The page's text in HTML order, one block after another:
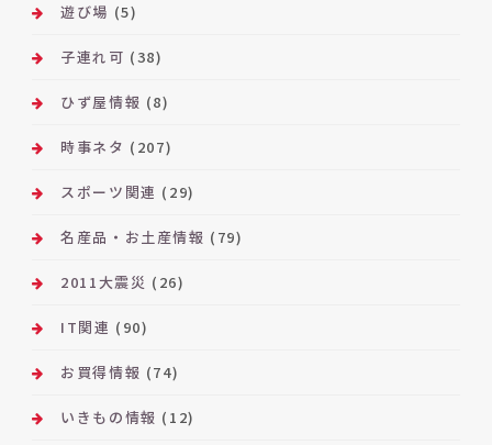
遊び場 (5)
子連れ可 (38)
ひず屋情報 (8)
時事ネタ (207)
スポーツ関連 (29)
名産品・お土産情報 (79)
2011大震災 (26)
IT関連 (90)
お買得情報 (74)
いきもの情報 (12)